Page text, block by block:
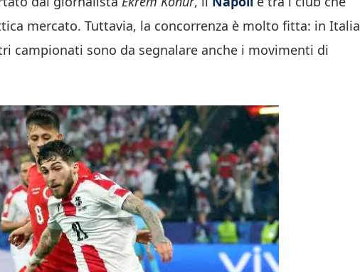
mercato. Tuttavia, la concorrenza è molto fitta: in Italia
campionati sono da segnalare anche i movimenti di